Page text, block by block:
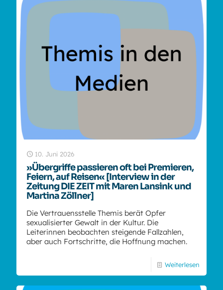
10. Juni 2026
»Übergriffe passieren oft bei Premieren,
Feiern, auf Reisen« [Interview in der
Zeitung DIE ZEIT mit Maren Lansink und
Martina Zöllner]
Die Vertrauensstelle Themis berät Opfer
sexualisierter Gewalt in der Kultur. Die
Leiterinnen beobachten steigende Fallzahlen,
aber auch Fortschritte, die Hoffnung machen.
Weiterlesen